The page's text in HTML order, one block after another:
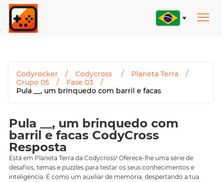
Codyrocker Codycross
Planeta Terra
Grupo 05
Fase 03
Pula __, um brinquedo com barril e facas
Pula __, um brinquedo com
barril e facas CodyCross
Resposta
Está em Planeta Terra da Codycross! Oferece-lhe uma série de
desafios, temas e puzzles para testar os seus conhecimentos e
inteligência. É como um auxiliar de memória, despertando a tua